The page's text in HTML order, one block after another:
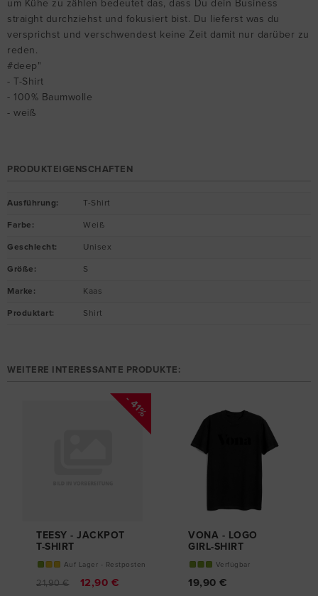
um Kühe zu zählen bedeutet das, dass Du dein Business
straight durchziehst und fokusiert bist. Du lieferst was du
versprichst und verschwendest keine Zeit damit nur darüber zu
reden.
#deep"
- T-Shirt
- 100% Baumwolle
- weiß
PRODUKTEIGENSCHAFTEN
Ausführung: T-Shirt
Farbe : Weiß
Geschlecht: Unisex
Größe : S
Marke : Kaas
Produktart: Shirt
WEITERE INTERESSANTE PRODUKTE:
TEESY - JACKPOT
T-SHIRT
Auf Lager - Restposten
21,90 € 12,90 €
- 41%
VONA - LOGO
GIRL-SHIRT
Verfügbar
19,90 €